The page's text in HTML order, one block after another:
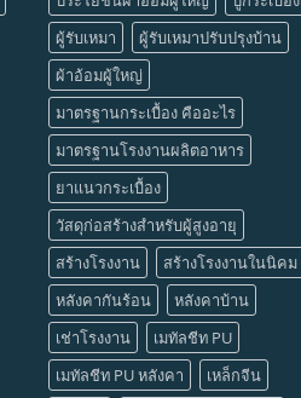
ผู้รับเหมา
ผู้รับเหมาปรับปรุงบ้าน
ผ้าอ้อมผู้ใหญ่
มาตรฐานกระเบื้อง คืออะไร
มาตรฐานโรงงานผลิตอาหาร
ยาแนวกระเบื้อง
วัสดุก่อสร้างสำหรับผู้สูงอายุ
สร้างโรงงาน
สร้างโรงงานในนิคม
หลังคากันร้อน
หลังคาบ้าน
เช่าโรงงาน
เมทัลชีท PU
เมทัลชีท PU หลังคา
เหล็กจีน